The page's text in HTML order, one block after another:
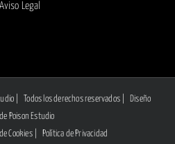
Aviso Legal
| Todos los derechos reservados | Diseño
de Poison Estudio
Cookies| Política de Privacidad